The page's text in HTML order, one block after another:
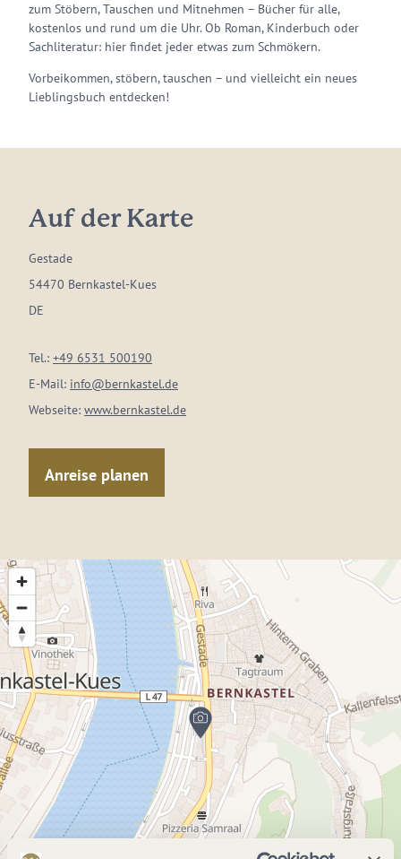
zum Stöbern, Tauschen und Mitnehmen – Bücher für alle,
kostenlos und rund um die Uhr. Ob Roman, Kinderbuch oder
Sachliteratur: hier findet jeder etwas zum Schmökern.
Vorbeikommen, stöbern, tauschen – und vielleicht ein neues
Lieblingsbuch entdecken!
Auf der Karte
Gestade
54470 Bernkastel-Kues
DE
Tel.: +49 6531 500190
E-Mail: info@bernkastel.de
Webseite: www.bernkastel.de
Anreise planen